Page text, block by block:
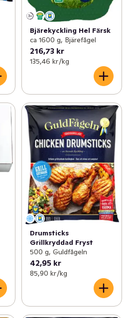
Bjärekyckling Hel Färsk
ca 1600 g, Bjärefågel
216,73 kr
135,46 kr /kg
Drumsticks
Grillkryddad Fryst
500 g, Guldfågeln
42,95 kr
85,90 kr /kg